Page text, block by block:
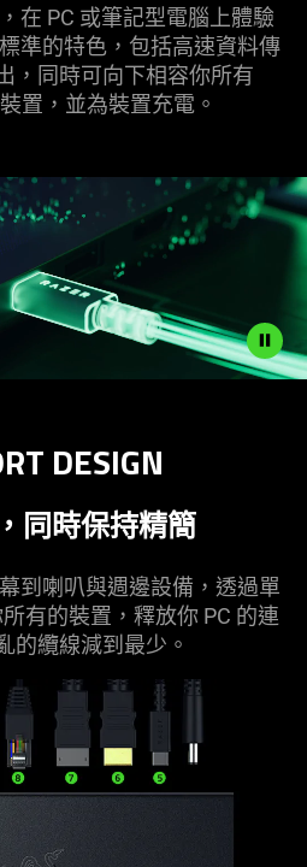
在 PC 或筆記型電腦上體驗
準的特色，包括高速資料傳
，同時可向下相容你所有
置，並為裝置充電 。
DESIGN
同時保持精簡
到喇叭與週邊設備，透過單
有的裝置，釋放你 PC 的連
的纜線減到 最少 。